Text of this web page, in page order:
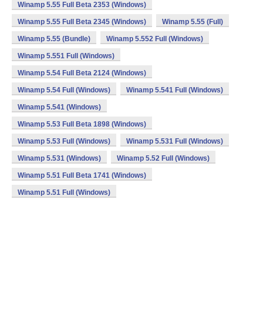
Winamp 5.55 Full Beta 2353 (Windows)
Winamp 5.55 Full Beta 2345 (Windows) Winamp 5.55 (Full)
Winamp 5.55 (Bundle) Winamp 5.552 Full (Windows)
Winamp 5.551 Full (Windows)
Winamp 5.54 Full Beta 2124 (Windows)
Winamp 5.54 Full (Windows) Winamp 5.541 Full (Windows)
Winamp 5.541 (Windows)
Winamp 5.53 Full Beta 1898 (Windows)
Winamp 5.53 Full (Windows) Winamp 5.531 Full (Windows)
Winamp 5.531 (Windows) Winamp 5.52 Full (Windows)
Winamp 5.51 Full Beta 1741 (Windows)
Winamp 5.51 Full (Windows)